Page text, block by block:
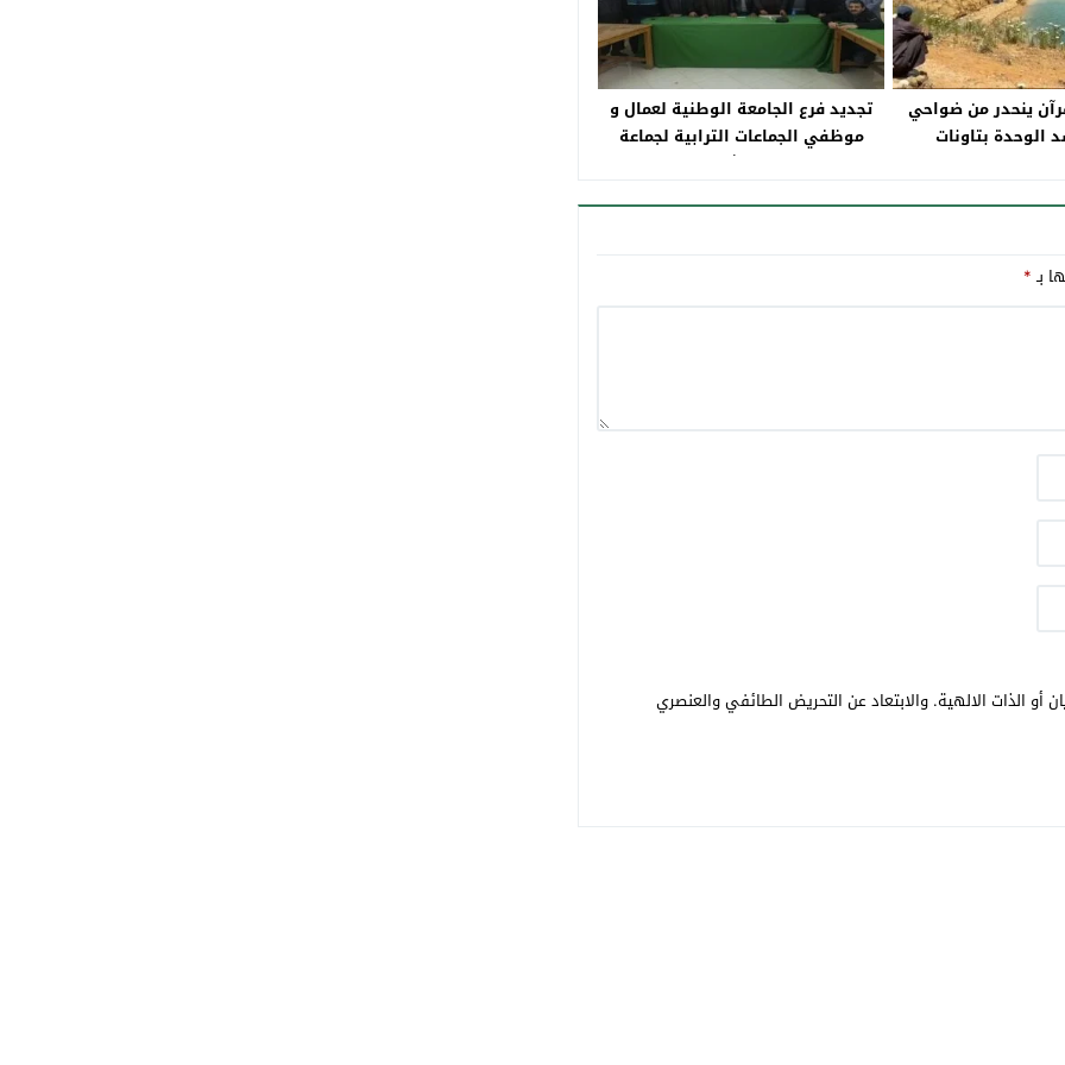
ينحدر من ضواحي
الوحدة بتاونات
تجديد فرع الجامعة الوطنية لعمال و
موظفي الجماعات الترابية لجماعة
تاونات وتجديد الثقة في ادريس
بـ*
أو الذات الالهية. والابتعاد عن التحريض الطائفي والعنصري